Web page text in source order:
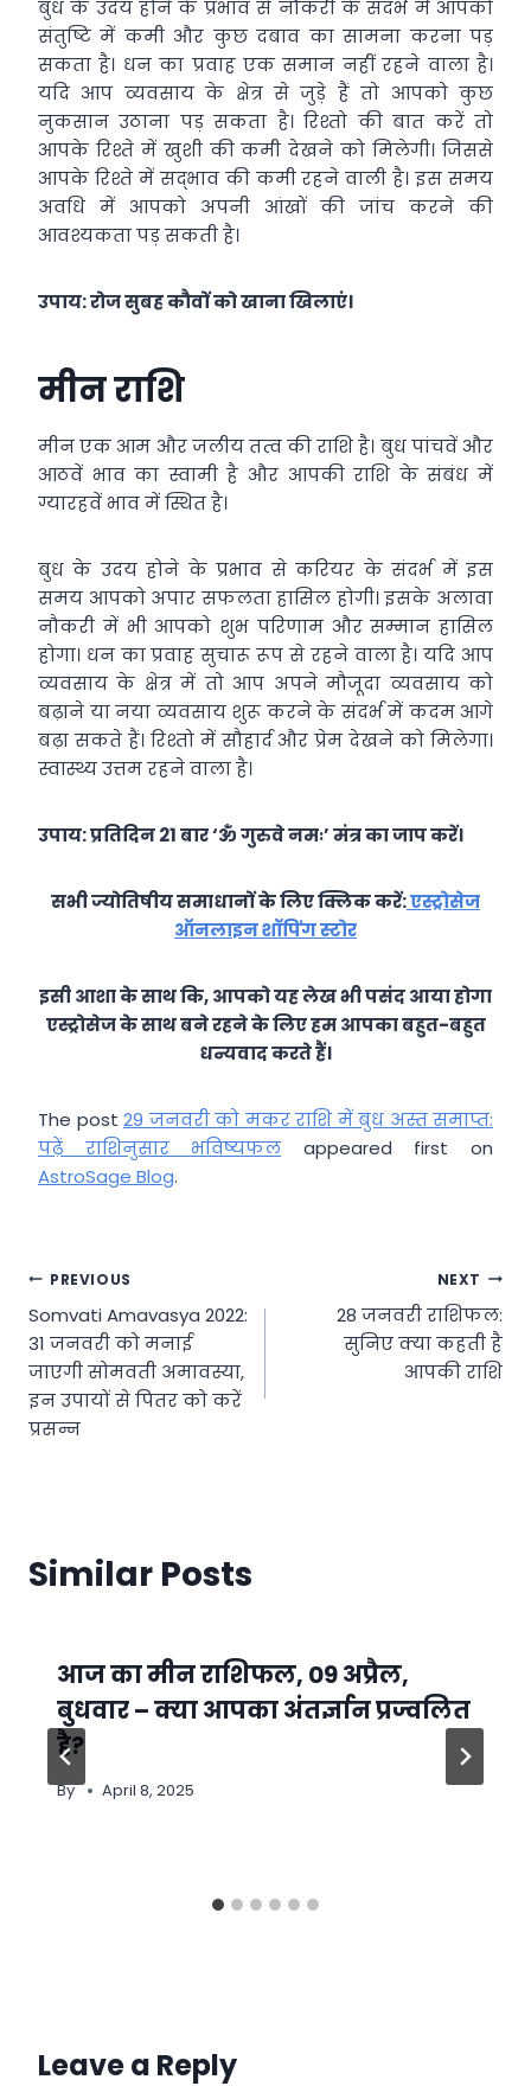
बुध के उदय होने के प्रभाव से नौकरी के संदर्भ में आपको
संतुष्टि में कमी और कुछ दबाव का सामना करना पड़
सकता है। धन का प्रवाह एक समान नहीं रहने वाला है।
यदि आप व्यवसाय के क्षेत्र से जुड़े हैं तो आपको कुछ
नुकसान उठाना पड़ सकता है। रिश्तो की बात करें तो
आपके रिश्ते में खुशी की कमी देखने को मिलेगी। जिससे
आपके रिश्ते में सद्भाव की कमी रहने वाली है। इस समय
अवधि में आपको अपनी आंखों की जांच करने की
आवश्यकता पड़ सकती है।
उपाय: रोज सुबह कौवों को खाना खिलाएं।
मीन राशि
मीन एक आम और जलीय तत्व की राशि है। बुध पांचवें और
आठवें भाव का स्वामी है और आपकी राशि के संबंध में
ग्यारहवें भाव में स्थित है।
बुध के उदय होने के प्रभाव से करियर के संदर्भ में इस
समय आपको अपार सफलता हासिल होगी। इसके अलावा
नौकरी में भी आपको शुभ परिणाम और सम्मान हासिल
होगा। धन का प्रवाह सुचारू रूप से रहने वाला है। यदि आप
व्यवसाय के क्षेत्र में तो आप अपने मौजूदा व्यवसाय को
बढ़ाने या नया व्यवसाय शुरू करने के संदर्भ में कदम आगे
बढ़ा सकते हैं। रिश्तो में सौहार्द और प्रेम देखने को मिलेगा।
स्वास्थ्य उत्तम रहने वाला है।
उपाय: प्रतिदिन 21 बार ‘ॐ गुरुवे नमः’ मंत्र का जाप करें।
सभी ज्योतिषीय समाधानों के लिए क्लिक करें:एस्ट्रोसेज
ऑनलाइन शॉपिंग स्टोर
इसी आशा के साथ कि, आपको यह लेख भी पसंद आया होगा
एस्ट्रोसेज के साथ बने रहने के लिए हम आपका बहुत-बहुत
धन्यवाद करते हैं।
The post 29 जनवरी को मकर राशि में बुध अस्त समाप्त:
पढ़ें राशिनुसार भविष्यफल appeared first on
AstroSage Blog.
Post
navigation
PREVIOUS
Somvati Amavasya 2022:
31 जनवरी को मनाई
जाएगी सोमवती अमावस्या,
इन उपायों से पितर को करें
प्रसन्न
NEXT
28 जनवरी राशिफल:
सुनिए क्या कहती है
आपकी राशि
Similar Posts
आज का मीन राशिफल, 09 अप्रैल,
बुधवार – क्या आपका अंतर्ज्ञान प्रज्वलित
है?
By April 8, 2025
Leave a Reply